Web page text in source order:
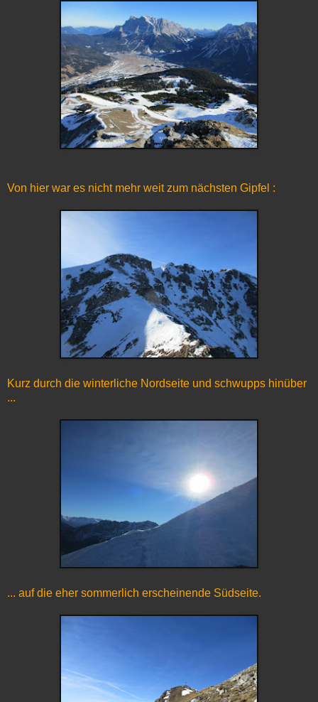
Von hier war es nicht mehr weit zum nächsten Gipfel :
Kurz durch die winterliche Nordseite und schwupps hinüber
...
... auf die eher sommerlich erscheinende Südseite.